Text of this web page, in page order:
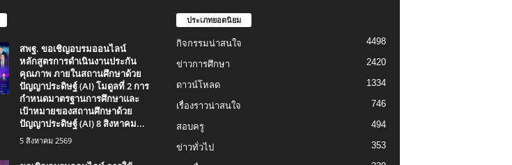
สพฐ. ขอเชิญอบรมออนไลน์
หลักสูตรการดำเนินงานประกัน
คุณภาพ ภายในสถานศึกษาด้วย
ปัญญาประดิษฐ์ (AI) โมดูลที่ 2 การ
กำหนดมาตรฐานการศึกษาและ
เป้าหมายของสถานศึกษาด้วย
ปัญญาประดิษฐ์ (AI) 8 สิงหาคม...
5 สิงหาคม 2569
ประเภทยอดนิยม
กิจกรรมน่าสนใจ 4498
ข่าวการศึกษา 2420
ดาวน์โหลด 1334
เรื่องราวน่าสนใจ 746
สอบครู 494
ข่าวทั่วไป 353